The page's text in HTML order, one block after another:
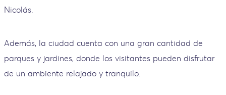
Nicolás.
Además, la ciudad cuenta con una gran cantidad de
parques y jardines, donde los visitantes pueden disfrutar
de un ambiente relajado y tranquilo.